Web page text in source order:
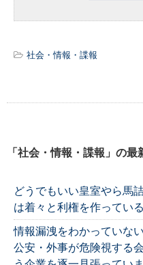
社会・情報・諜報
「社会・情報・諜報」の最
どうでもいい皇室やら馬
は着々と利権を作っている
情報漏洩をわかっていな
公安・外事が危険視する